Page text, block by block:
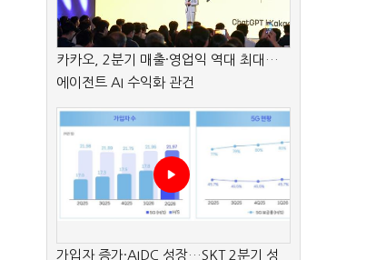
카카오, 2분기 매출·영업익 역대 최대…
에이전트 AI 수익화 관건
가입자 증가·AIDC 성장…SKT 2분기 성